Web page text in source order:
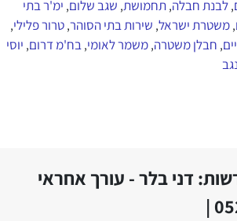
,לבנת חבלה,תחמושת, שגב שלום, ימ'ר בתי
,משטרת ישראל, שירות בתי הסוהר,טרור פלילי,
, חבלן משטרה,משמר לאומי,בח'מ דרום, יוסי
דני בלר - עורך אחראי
052-2394026 |